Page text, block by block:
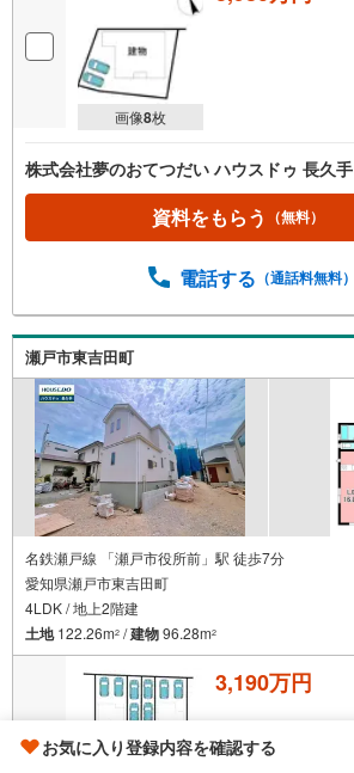
画像8枚
株式会社夢のおてつだい ハウスドゥ 長久手
資料をもらう （無料）
電話する （通話料無料）
瀬戸市東吉田町
名鉄瀬戸線 「瀬戸市役所前」駅 徒歩7分
愛知県瀬戸市東吉田町
4LDK / 地上2階建
土地122.26m2 /建物96.28m2
3,190万円
お気に入り登録内容を確認する